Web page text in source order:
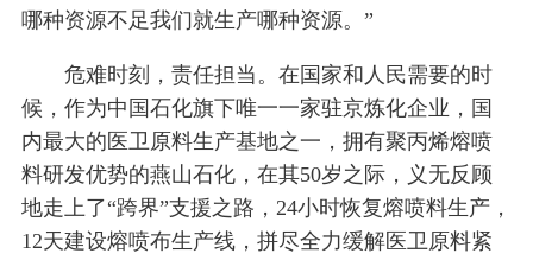
哪种资源不足我们就生产哪种资源。”
危难时刻，责任担当。在国家和人民需要的时
候，作为中国石化旗下唯一一家驻京炼化企业，国
内最大的医卫原料生产基地之一，拥有聚丙烯熔喷
料研发优势的燕山石化，在其50岁之际，义无反顾
地走上了“跨界”支援之路，24小时恢复熔喷料生产，
12天建设熔喷布生产线，拼尽全力缓解医卫原料紧